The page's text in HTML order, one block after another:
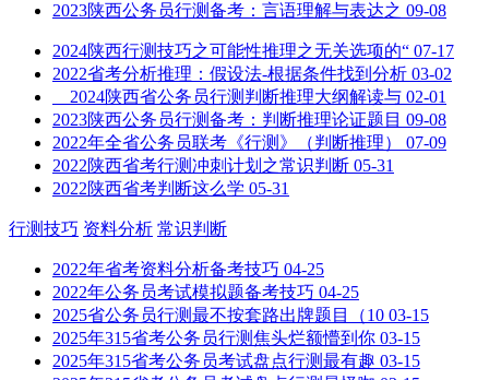
2023陕西公务员行测备考：言语理解与表达之 09-08
2024陕西行测技巧之可能性推理之无关选项的“ 07-17
2022省考分析推理：假设法-根据条件找到分析 03-02
2024陕西省公务员行测判断推理大纲解读与 02-01
2023陕西公务员行测备考：判断推理论证题目 09-08
2022年全省公务员联考《行测》（判断推理） 07-09
2022陕西省考行测冲刺计划之常识判断 05-31
2022陕西省考判断这么学 05-31
行测技巧 资料分析 常识判断
2022年省考资料分析备考技巧 04-25
2022年公务员考试模拟题备考技巧 04-25
2025省公务员行测最不按套路出牌题目（10 03-15
2025年315省考公务员行测焦头烂额懵到你 03-15
2025年315省考公务员考试盘点行测最有趣 03-15